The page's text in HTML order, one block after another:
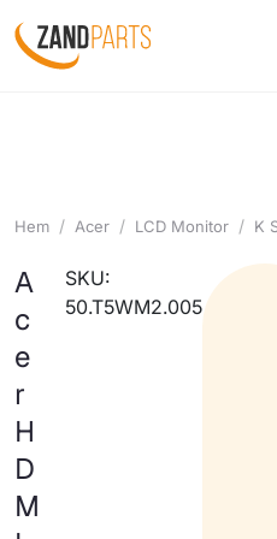
Hem Acer LCD Monitor K
A
c
e
r
H
D
M
SKU:
50.T5WM2.005